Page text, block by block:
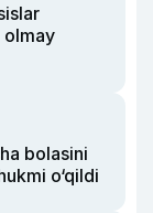
olmay
bolasini
o‘qildi